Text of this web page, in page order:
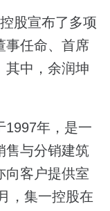
股宣布了多项
事任命、首席
其中，余润坤
1997年，是一
售与分销建筑
向客户提供室
，集一控股在